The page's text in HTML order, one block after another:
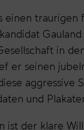
einen traurigen
in
er seinen
aggressive
und
ist der klare